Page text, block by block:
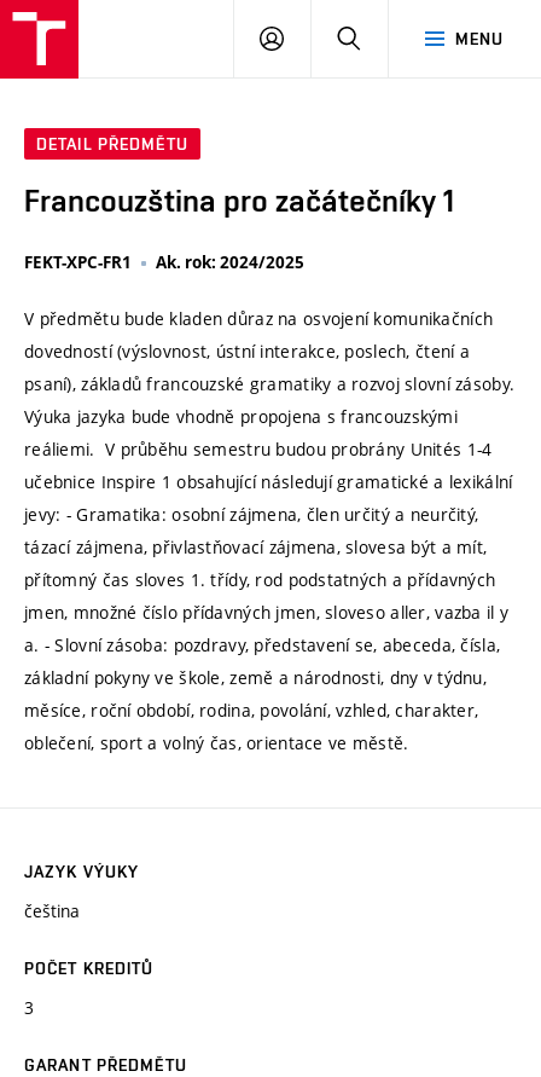
MENU
PŘIHLÁSIT
DETAIL PŘEDMĚTU
Francouzština pro začátečníky 1
FEKT-XPC-FR1 Ak. rok: 2024/2025
V předmětu bude kladen důraz na osvojení komunikačních
dovedností (výslovnost, ústní interakce, poslech, čtení a
psaní), základů francouzské gramatiky a rozvoj slovní zásoby.
Výuka jazyka bude vhodně propojena s francouzskými
reáliemi. V průběhu semestru budou probrány Unités 1-4
učebnice Inspire 1 obsahující následují gramatické a lexikální
jevy: - Gramatika: osobní zájmena, člen určitý a neurčitý,
tázací zájmena, přivlastňovací zájmena, slovesa být a mít,
přítomný čas sloves 1. třídy, rod podstatných a přídavných
jmen, množné číslo přídavných jmen, sloveso aller, vazba il y
a. - Slovní zásoba: pozdravy, představení se, abeceda, čísla,
základní pokyny ve škole, země a národnosti, dny v týdnu,
měsíce, roční období, rodina, povolání, vzhled, charakter,
oblečení, sport a volný čas, orientace ve městě.
JAZYK VÝUKY
čeština
POČET KREDITŮ
3
GARANT PŘEDMĚTU